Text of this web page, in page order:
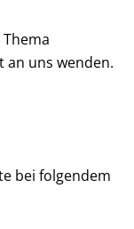
an uns wenden.
bei folgendem